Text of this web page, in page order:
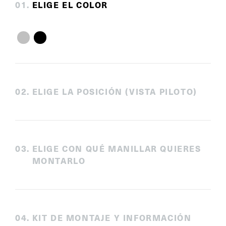
01 . ELIGE EL COLOR
02. ELIGE LA POSICIÓN (VISTA PILOTO)
03. ELIGE CON QUÉ MANILLAR QUIERES
MONTARLO
04. KIT DE MONTAJE Y INFORMACIÓN